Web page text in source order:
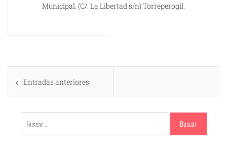
Municipal. (C/. La Libertad s/n) Torreperogil.
Navegación
de
entradas
Entradas anteriores
Buscar: